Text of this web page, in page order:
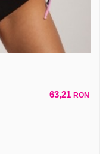
63,21 RON